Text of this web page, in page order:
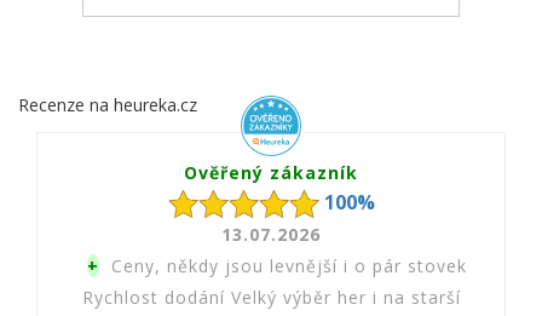
Recenze na heureka.cz
Ověřený zákazník
100%
13.07.2026
+ Ceny, někdy jsou levnější i o pár stovek
Rychlost dodání Velký výběr her i na starší